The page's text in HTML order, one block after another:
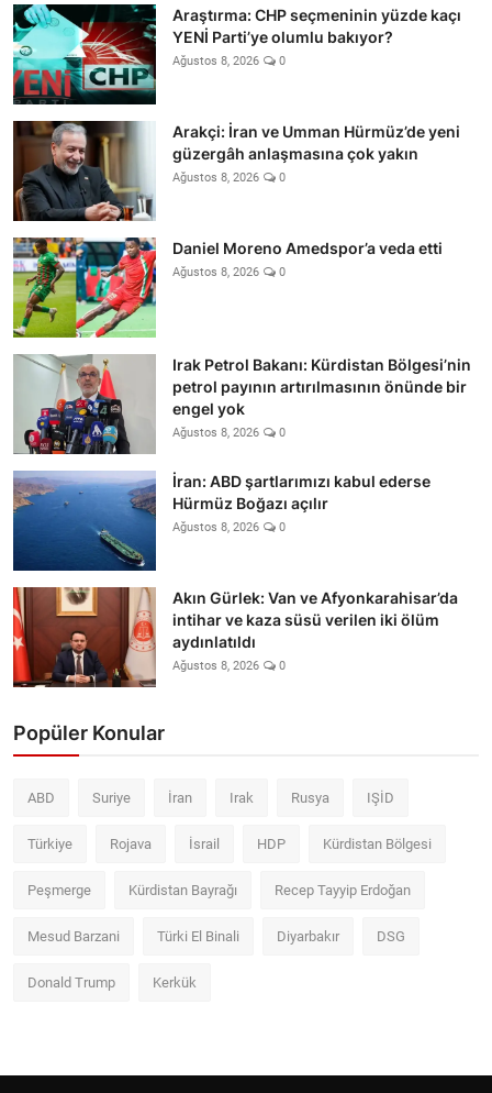
Araştırma: CHP seçmeninin yüzde kaçı
YENİ Parti’ye olumlu bakıyor?
Ağustos 8, 2026 0
Arakçi: İran ve Umman Hürmüz’de yeni
güzergâh anlaşmasına çok yakın
Ağustos 8, 2026 0
Daniel Moreno Amedspor’a veda etti
Ağustos 8, 2026 0
Irak Petrol Bakanı: Kürdistan Bölgesi’nin
petrol payının artırılmasının önünde bir
engel yok
Ağustos 8, 2026 0
İran: ABD şartlarımızı kabul ederse
Hürmüz Boğazı açılır
Ağustos 8, 2026 0
Akın Gürlek: Van ve Afyonkarahisar’da
intihar ve kaza süsü verilen iki ölüm
aydınlatıldı
Ağustos 8, 2026 0
Popüler Konular
ABD Suriye İran Irak Rusya IŞİD
Türkiye Rojava İsrail HDP Kürdistan Bölgesi
Peşmerge Kürdistan Bayrağı Recep Tayyip Erdoğan
Mesud Barzani Türki El Binali Diyarbakır DSG
Donald Trump Kerkük